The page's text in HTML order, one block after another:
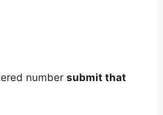
number submit that